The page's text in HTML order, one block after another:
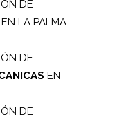
DE
EN LA PALMA
DE
EN
DE